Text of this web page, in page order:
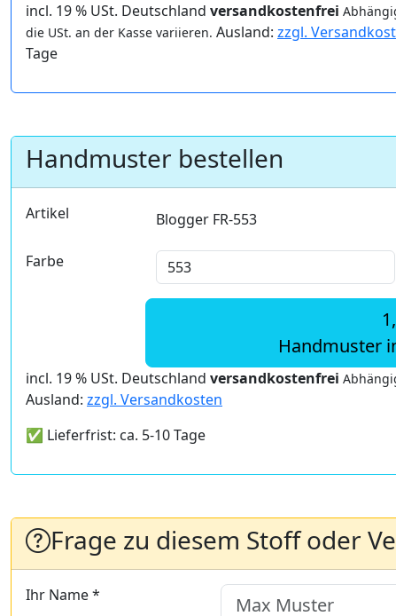
incl. 19 % USt. Deutschland versandkostenfrei
die USt. an der Kasse variieren. Ausland: zzgl.
Tage
Handmuster bestellen
Artikel Blogger FR-553
Farbe
Handmuster
incl. 19 % USt. Deutschland versandkostenfrei
Ausland: zzgl. Versandkosten
✅ Lieferfrist: ca. 5-10 Tage
Frage zu diesem Stoff oder
Ihr Name *